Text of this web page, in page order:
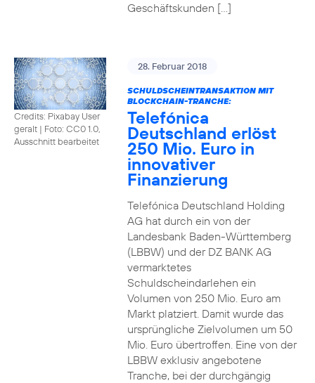
Geschäftskunden […]
Credits: Pixabay User
geralt | Foto: CC0 1.0,
Ausschnitt bearbeitet
28. Februar 2018
SCHULDSCHEINTRANSAKTION MIT
BLOCKCHAIN-TRANCHE:
Telefónica
Deutschland erlöst
250 Mio. Euro in
innovativer
Finanzierung
Telefónica Deutschland Holding
AG hat durch ein von der
Landesbank Baden-Württemberg
(LBBW) und der DZ BANK AG
vermarktetes
Schuldscheindarlehen ein
Volumen von 250 Mio. Euro am
Markt platziert. Damit wurde das
ursprüngliche Zielvolumen um 50
Mio. Euro übertroffen. Eine von der
LBBW exklusiv angebotene
Tranche, bei der durchgängig